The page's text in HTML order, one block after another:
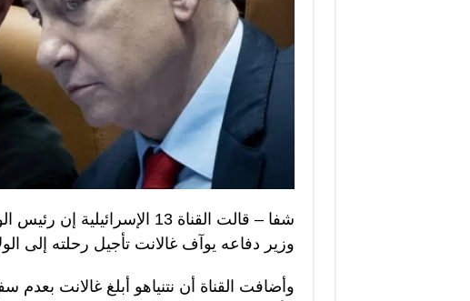
شفا – قالت القناة 13
وزير دفاعه يوآف غالانت تأجيل رحلته إلى
وأضافت القناة أن نتنياهو أبلغ غالانت